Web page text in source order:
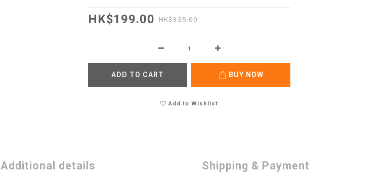
HK$199.00 HK$325.00
ADD TO CART BUY NOW
Add to Wishlist
Additional details Shipping & Payment